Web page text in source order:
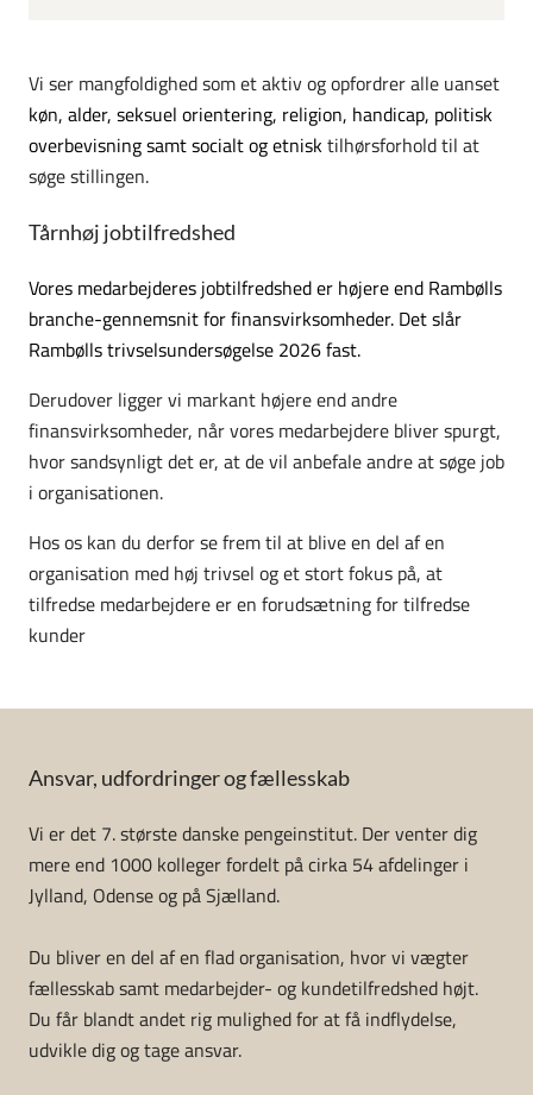
Vi ser mangfoldighed som et aktiv og opfordrer alle uanset
køn, alder, seksuel orientering, religion, handicap, politisk
overbevisning samt socialt og etnisktilhørsforhold til at
søge stillingen.
Tårnhøj jobtilfredshed
Vores medarbejderes jobtilfredshed er højere end Rambølls
branche-gennemsnit for finansvirksomheder. Det slår
Rambølls trivselsundersøgelse 2026 fast.
Derudover ligger vi markant højere end andre
finansvirksomheder, når vores medarbejdere bliver spurgt,
hvor sandsynligt det er, at de vil anbefale andre at søge job
i organisationen.
Hos os kan du derfor se frem til at blive en del af en
organisation med høj trivsel og et stort fokus på, at
tilfredse medarbejdere er en forudsætning for tilfredse
kunder
Ansvar, udfordringer og fællesskab
Vi er det 7. største danske pengeinstitut. Der venter dig
mere end 1000 kolleger fordelt på cirka 54 afdelinger i
Jylland, Odense og på Sjælland.
Du bliver en del af en flad organisation, hvor vi vægter
fællesskab samt medarbejder- og kundetilfredshed højt.
Du får blandt andet rig mulighed for at få indflydelse,
udvikle dig og tage ansvar.